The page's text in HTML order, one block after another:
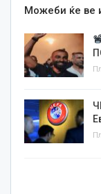
Можеби ќе ве